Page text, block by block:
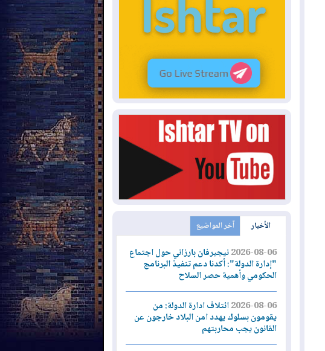
الأخبار آخر المواضيع
2026-08-06نيجيرفان بارزاني حول اجتماع
"إدارة الدولة": أكدنا دعم تنفيذ البرنامج
الحكومي وأهمية حصر السلاح
2026-08-06ائتلاف ادارة الدولة: من
يقومون بسلوك يهدد امن البلاد خارجون عن
القانون يجب محاربتهم